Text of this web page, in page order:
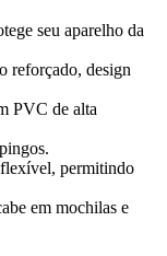
seu aparelho da
reforçado, design
PVC de alta
permitindo
em mochilas e